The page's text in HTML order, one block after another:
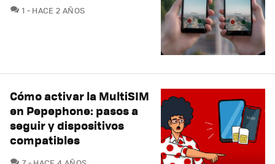
1 COMENTARIOS
HACE 2 AÑOS
Cómo activar la MultiSIM
en Pepephone: pasos a
seguir y dispositivos
compatibles
COMENTARIOS